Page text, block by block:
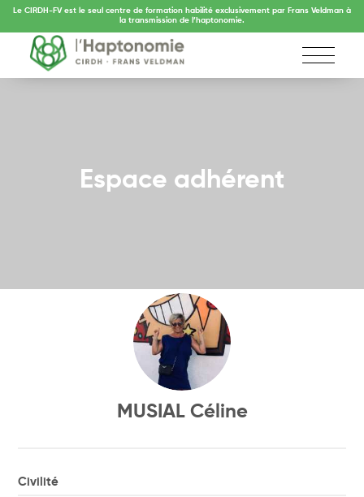
Le CIRDH-FV est le seul centre de formation habilité exclusivement par Frans Veldman à
la transmission de l’haptonomie.
Espace adhérent
MUSIAL Céline
Civilité